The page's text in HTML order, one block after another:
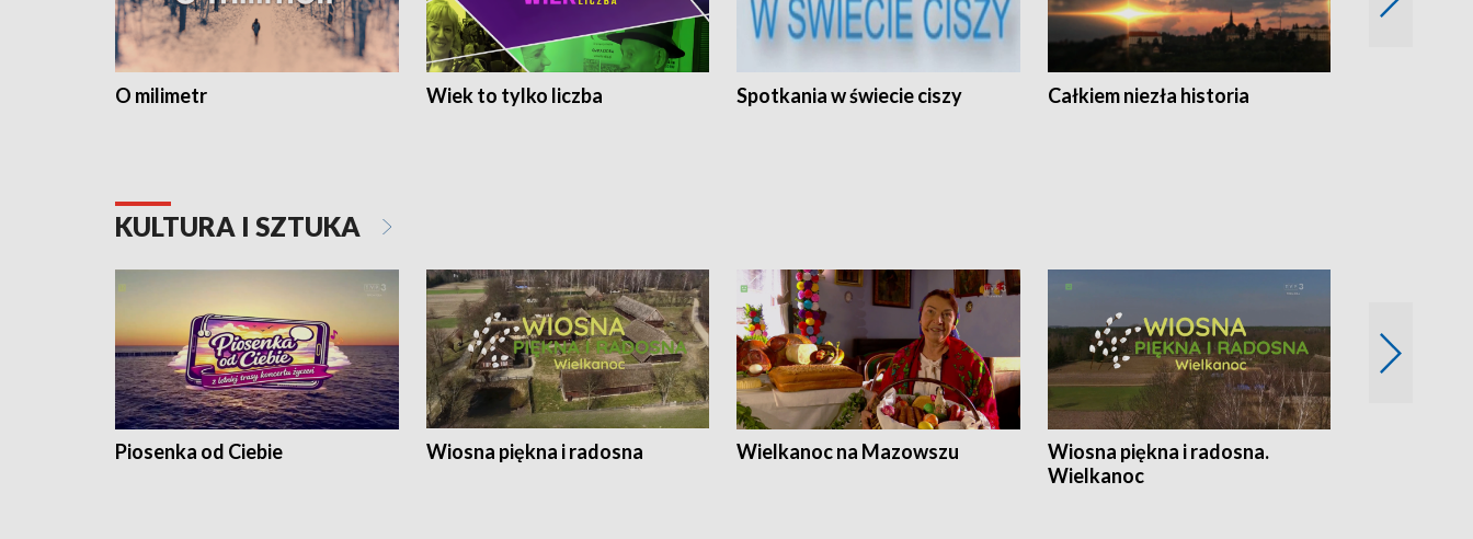
O milimetr Wiek to tylko liczba Spotkania w świecie ciszy Całkiem niezła historia
KULTURA I SZTUKA
Piosenka od Ciebie Wiosna piękna i radosna Wielkanoc na Mazowszu
Wiosna piękna i radosna.
Wielkanoc